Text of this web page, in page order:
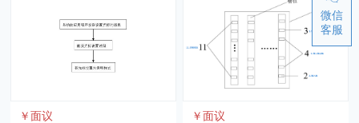
￥面议
￥面议
微信
客服